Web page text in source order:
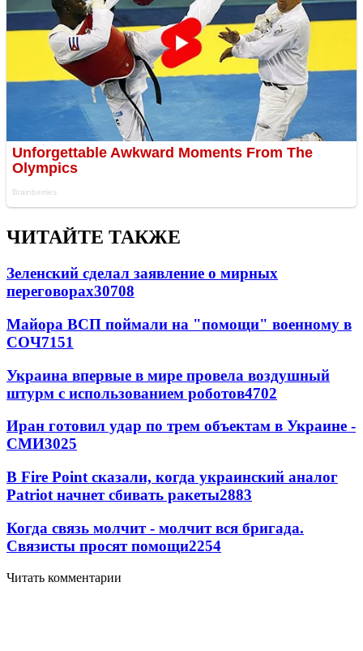
ЧИТАЙТЕ ТАКЖЕ
Зеленский сделал заявление о мирных
переговорах30708
Майора ВСП поймали на "помощи" военному в
СОЧ7151
Украина впервые в мире провела воздушный
штурм с использованием роботов4702
Иран готовил удар по трем объектам в Украине -
СМИ3025
В Fire Point сказали, когда украинский аналог
Patriot начнет сбивать ракеты2883
Когда связь молчит - молчит вся бригада.
Связисты просят помощи2254
Читать комментарии